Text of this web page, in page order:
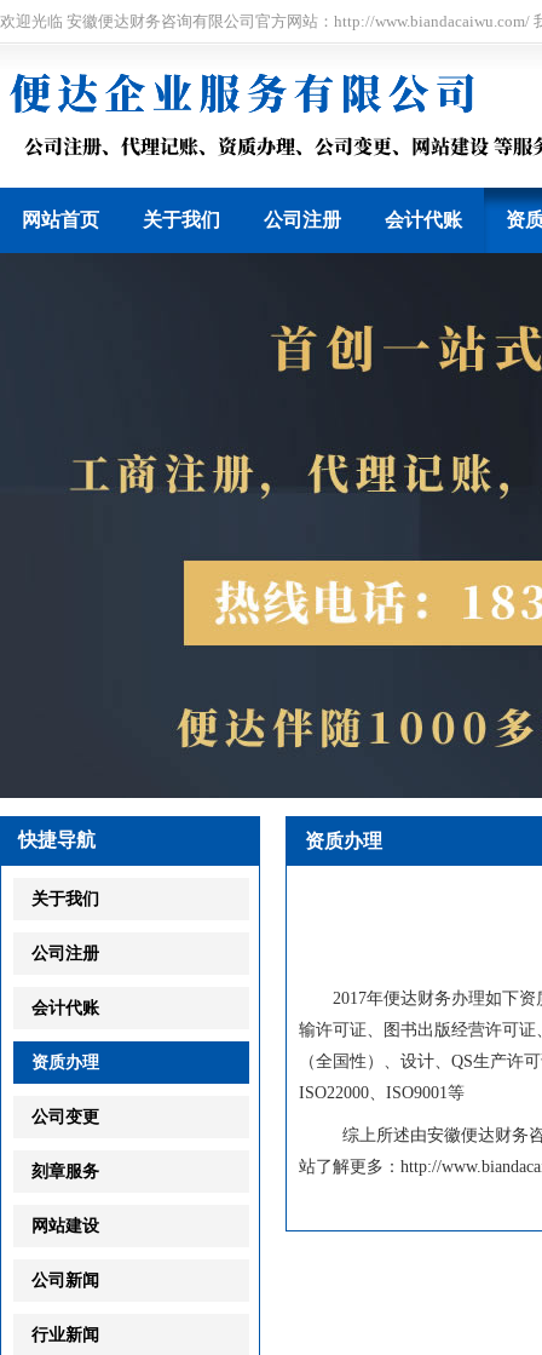
欢迎光临 安徽便达财务咨询有限公司官方网站：http://www.biandacaiwu.com/
网站首页 关于我们 公司注册 会计代账 资
快捷导航
关于我们
公司注册
会计代账
资质办理
公司变更
刻章服务
网站建设
公司新闻
行业新闻
资质办理
2017年便达财务办理如下资
输许可证、图书出版经营许可
（全国性）、设计、QS生产许
ISO22000、ISO9001等
综上所述由安徽便达财务咨
站了解更多：http://